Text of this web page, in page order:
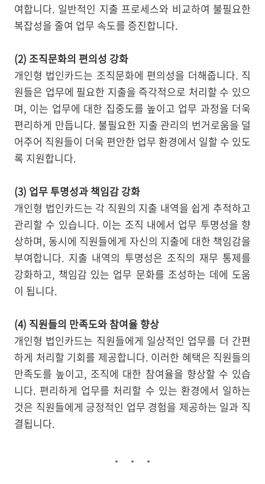
여합니다. 일반적인 지출 프로세스와 비교하여 불필요한
복잡성을 줄여 업무 속도를 증진합니다.
(2) 조직문화의 편의성 강화
개인형 법인카드는 조직문화에 편의성을 더해줍니다. 직
원들은 업무에 필요한 지출을 즉각적으로 처리할 수 있으
며, 이는 업무에 대한 집중도를 높이고 업무 과정을 더욱
편리하게 만듭니다. 불필요한 지출 관리의 번거로움을 덜
어주어 직원들이 더욱 편안한 업무 환경에서 일할 수 있도
록 지원합니다.
(3) 업무 투명성과 책임감 강화
개인형 법인카드는 각 직원의 지출 내역을 쉽게 추적하고
관리할 수 있습니다. 이는 조직 내에서 업무 투명성을 향
상하며, 동시에 직원들에게 자신의 지출에 대한 책임감을
부여합니다. 지출 내역의 투명성은 조직의 재무 통제를
강화하고, 책임감 있는 업무 문화를 조성하는 데에 도움
이 됩니다.
(4) 직원들의 만족도와 참여율 향상
개인형 법인카드는 직원들에게 일상적인 업무를 더 간편
하게 처리할 기회를 제공합니다. 이러한 혜택은 직원들의
만족도를 높이고, 조직에 대한 참여율을 향상할 수 있습
니다. 편리하게 업무를 처리할 수 있는 환경에서 일하는
것은 직원들에게 긍정적인 업무 경험을 제공하는 일과 직
결됩니다.